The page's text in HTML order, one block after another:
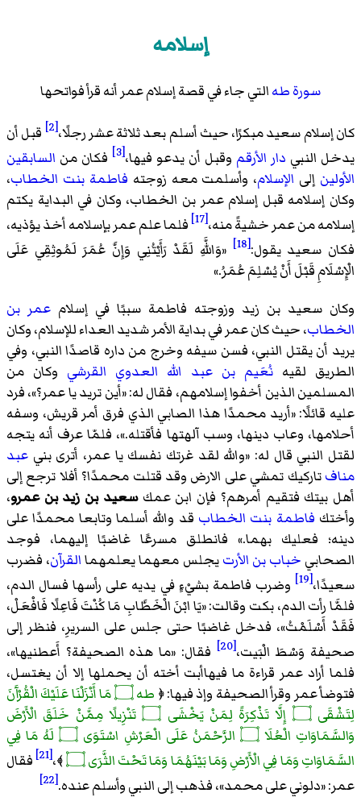
إسلامه
سورة طهالتي جاء في قصة إسلام عمر أنه قرأ فواتحها
كان إسلام سعيد مبكرًا، حيث أسلم بعد ثلاثة عشر رجلًا،[2]
قبل أن
يدخل النبي دار الأرقم وقبل أن يدعو فيها،[3] فكان من السابقين
الأولين إلى الإسلام، وأسلمت معه زوجته فاطمة بنت الخطاب،
وكان إسلامه قبل إسلام عمر بن الخطاب، وكان في البداية يكتم
إسلامه من عمر خشيةً منه،[17]
فلما علم عمر بإسلامه أخذ يؤذيه،
فكان سعيد يقول:[18]
«وَاللَّهِ لَقَدْ رَأَيْتُنِي وَإِنَّ عُمَرَ لَمُوثِقِي عَلَى
الْإِسْلَامِ قَبْلَ أَنْ يُسْلِمَ عُمَرُ.»
وكان سعيد بن زيد وزوجته فاطمة سببًا في إسلام عمر بن
الخطاب، حيث كان عمر في بداية الأمر شديد العداء للإسلام، وكان
يريد أن يقتل النبي، فسن سيفه وخرج من داره قاصدًا النبي، وفي
الطريق لقيه نُعَيم بن عبد الله العدوي القرشي وكان من
المسلمين الذين أخفوا إسلامهم، فقال له: «أين تريد يا عمر؟»، فرد
عليه قائلًا: «أريد محمدًا هذا الصابي الذي فرق أمر قريش، وسفه
أحلامها، وعاب دينها، وسب آلهتها فأقتله.»، فلمّا عرف أنه يتجه
لقتل النبي قال له: «والله لقد غرتك نفسك يا عمر، أترى بني عبد
منافتاركيك تمشي على الارض وقد قتلت محمدًا؟ أفلا ترجع إلى
أهل بيتك فتقيم أمرهم؟ فإن ابن عمكسعيد بن زيد بن عمرو،
وأختك فاطمة بنت الخطاب قد والله أسلما وتابعا محمدًا على
دينه؛ فعليك بهما.» فانطلق مسرعًا غاضبًا إليهما، فوجد
الصحابي خباب بن الأرتيجلس معهما يعلمهماالقرآن، فضرب
سعيدًا،[19]
وضرب فاطمة بشيْءٍ في يديه على رأسها فسال الدم،
فلمَّا رأت الدم، بكت وقالت: «يَا ابْنَ الْخَطَّابِ مَا كُنْتَ فَاعِلًا فَافْعَلْ،
فَقَدْ أَسْلَمْتُ»، فدخل غاضبًا حتى جلس على السريرِ، فنظر إلى
صحيفة وَسْطَ الْبَيت،[20] فقال: «ما هذه الصحيفة؟ أَعطنيها»،
فلما أراد عمر قراءة ما فيهاأبت أخته أن يحملها إلا أن يغتسل،
فتوضأ عمر وقرأ الصحيفة وإذ فيها: ﴿
طه ۝ مَا أَنْزَلْنَا عَلَيْكَ الْقُرْآَنَ
لِتَشْقَى ۝ إِلَّا تَذْكِرَةً لِمَنْ يَخْشَى ۝ تَنْزِيلًا مِمَّنْ خَلَقَ الْأَرْضَ
وَالسَّمَاوَاتِ الْعُلَا ۝ الرَّحْمَنُ عَلَى الْعَرْشِ اسْتَوَى ۝ لَهُ مَا فِي
السَّمَاوَاتِ وَمَا فِي الْأَرْضِ وَمَا بَيْنَهُمَا وَمَا تَحْتَ الثَّرَى ۝
﴾،[21]
فقال
عمر: «دلوني على محمد»، فذهب إلى النبي وأسلم عنده.[22]